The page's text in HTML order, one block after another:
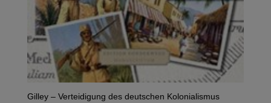
Gilley – Verteidigung des deutschen Kolonialismus